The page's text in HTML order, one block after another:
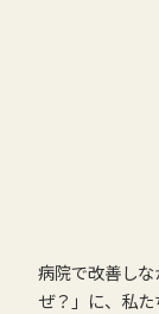
病院で改善し
ぜ？」に、私た